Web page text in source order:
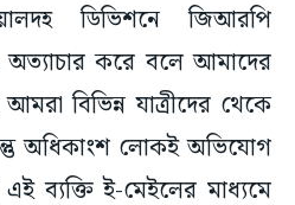
ডিভিশনে জিআরপি
করে বলে আমাদের
বিভিন্ন যাত্রীদের থেকে
অধিকাংশ লোকই অভিযোগ
ব্যক্তি ই-মেইলের মাধ্যমে